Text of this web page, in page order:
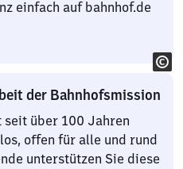
einfach auf bahnhof.de
der Bahnhofsmission
über 100 Jahren
offen für alle und rund
unterstützen Sie diese